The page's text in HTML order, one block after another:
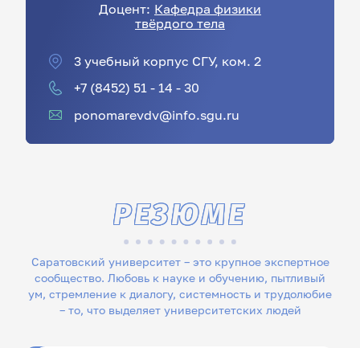
Доцент: Кафедра физики
твёрдого тела
3 учебный корпус СГУ, ком. 2
+7 (8452) 51 - 14 - 30
ponomarevdv@info.sgu.ru
Саратовский университет – это крупное экспертное
сообщество. Любовь к науке и обучению, пытливый
ум, стремление к диалогу, системность и трудолюбие
– то, что выделяет университетских людей
РЕЗЮМЕ